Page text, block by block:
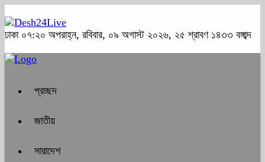
ঢাকা ০৭:২০ অপরাহ্ন, রবিবার, ০৯ অগাস্ট ২০২৬, ২৫ শ্রাবণ ১৪৩৩ বঙ্গাব্দ
প্রচ্ছদ
জাতীয়
সারাদেশ